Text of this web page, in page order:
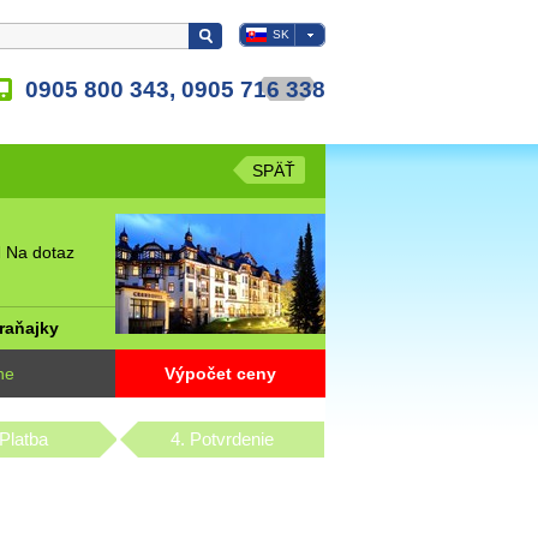
SK
0905 800 343, 0905 716 338
SPÄŤ
Na dotaz
raňajky
Výpočet ceny
4. Potvrdenie